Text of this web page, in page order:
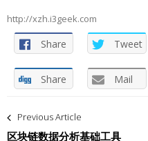
http://xzh.i3geek.com
Share Tweet
Share Mail
文
章
Previous Article
区块链数据分析基础工具